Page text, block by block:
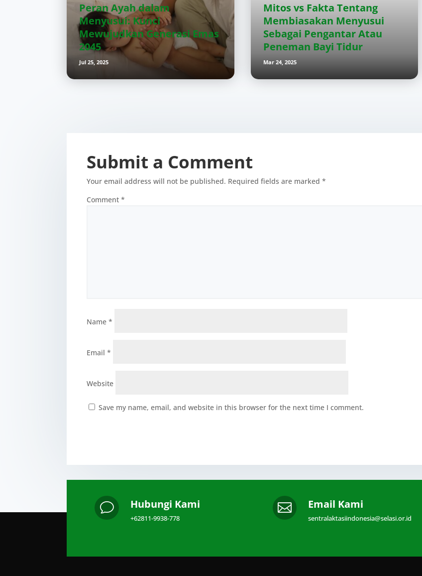
Peran Ayah dalam
Menyusui: Kunci
Mewujudkan Generasi Emas
2045
Jul 25, 2025
Mitos vs Fakta Tentang
Membiasakan Menyusui
Sebagai Pengantar Atau
Peneman Bayi Tidur
Mar 24, 2025
Submit a Comment
Your email address will not be published. Required fields are marked*
Comment*
Name*
Email*
Website
Save my name, email, and website in this browser for the next time I comment.
v Hubungi Kami
+62811-9938-778
 Email Kami
sentralaktasiindonesia@selasi.or.id